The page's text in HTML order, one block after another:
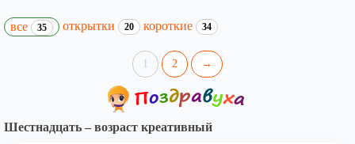
все 35 открытки 20 короткие 34
1 2 →
Шестнадцать – возраст креативный